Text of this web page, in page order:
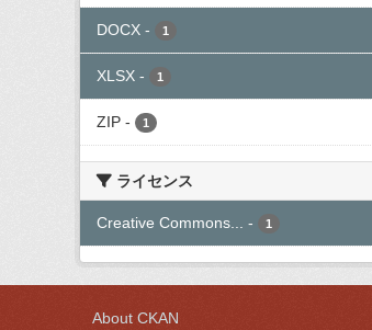
DOCX - 1
XLSX - 1
ZIP - 1
ライセンス
Creative Commons... - 1
About CKAN